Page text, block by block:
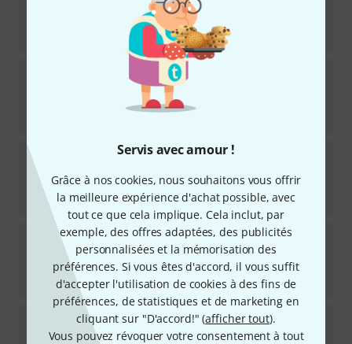
Servis avec amour !
Grâce à nos cookies, nous souhaitons vous offrir
la meilleure expérience d'achat possible, avec
tout ce que cela implique. Cela inclut, par
exemple, des offres adaptées, des publicités
personnalisées et la mémorisation des
préférences. Si vous êtes d'accord, il vous suffit
d'accepter l'utilisation de cookies à des fins de
préférences, de statistiques et de marketing en
cliquant sur "D'accord!" (afficher tout).
Vous pouvez révoquer votre consentement à tout
181
Disponible immédiatement
RC-500 Loop Station Bundle
Disponible immédiatement
Electro Harmonix 720 Stereo Looper
Disponible immédiatement
135 €
FlammaFS21 Looper/Drum Machine
153
Disponible immédiatement
98€
MooerGL200 Groove Loop
17